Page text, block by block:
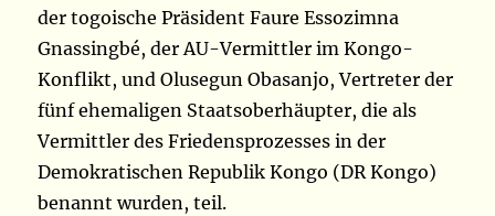
der togoische Präsident Faure Essozimna
Gnassingbé, der AU-Vermittler im Kongo-
Konflikt, und Olusegun Obasanjo, Vertreter der
fünf ehemaligen Staatsoberhäupter, die als
Vermittler des Friedensprozesses in der
Demokratischen Republik Kongo (DR Kongo)
benannt wurden, teil.